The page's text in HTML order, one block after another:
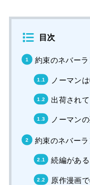
目次
約束のネバー
ノーマン
出荷され
ノーマン
約束のネバー
続編があ
原作漫画